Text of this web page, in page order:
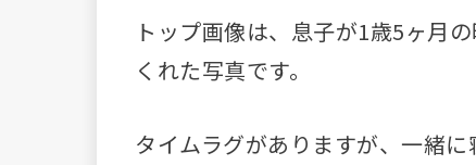
トップ画像は、息子が1歳5ヶ月
くれた写真です。
タイムラグがありますが、一緒